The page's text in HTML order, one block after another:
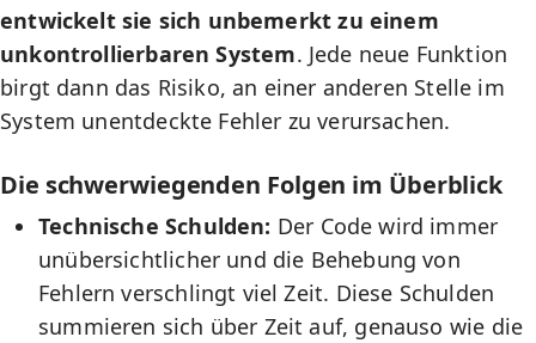
entwickelt sie sich unbemerkt zu einem
unkontrollierbaren System. Jede neue Funktion
birgt dann das Risiko, an einer anderen Stelle im
System unentdeckte Fehler zu verursachen.
Die schwerwiegenden Folgen im Überblick
Technische Schulden: Der Code wird immer
unübersichtlicher und die Behebung von
Fehlern verschlingt viel Zeit. Diese Schulden
summieren sich über Zeit auf, genauso wie die